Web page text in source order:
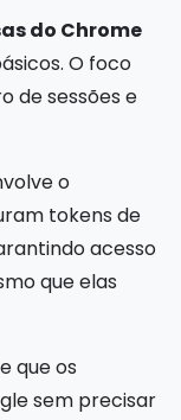
do Chrome
O foco
de sessões e
o
tokens de
acesso
que elas
que os
sem precisar